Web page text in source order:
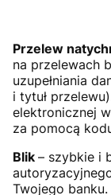
Przelew
na przelewach
uzupełniania
i tytuł
elektronicznej
za pomocą
Blik – szybkie i
Twojego banku.